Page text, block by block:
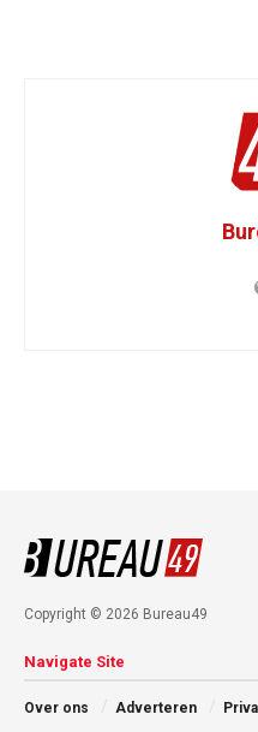
Copyright © 2026 Bureau49
Navigate Site
Over ons Adverteren